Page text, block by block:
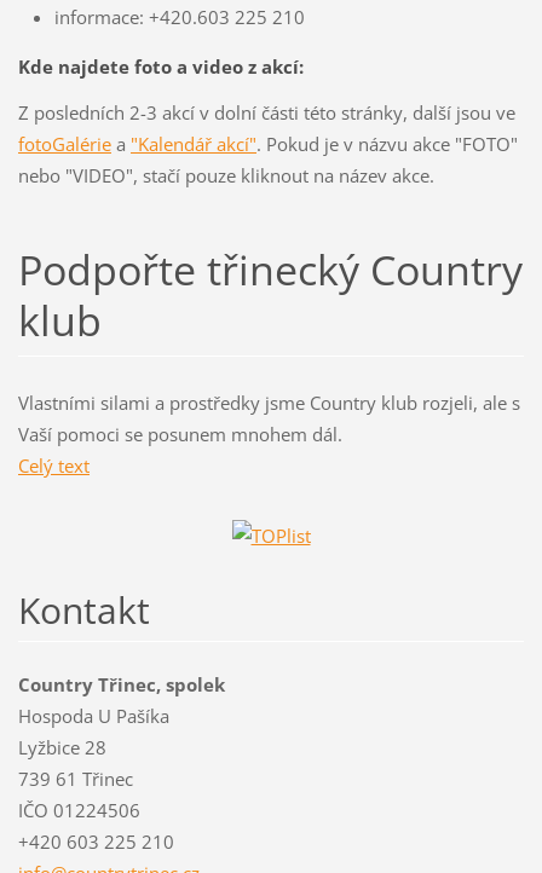
informace: +420.603 225 210
Kde najdete foto a video z akcí:
Z posledních 2-3 akcí v dolní části této stránky, další jsou ve
fotoGalériea "Kalendář akcí". Pokud je v názvu akce "FOTO"
nebo "VIDEO", stačí pouze kliknout na název akce.
Podpořte třinecký Country
klub
Vlastními silami a prostředky jsme Country klub rozjeli, ale s
Vaší pomoci se posunem mnohem dál.
Celý text
Kontakt
Country Třinec, spolek
Hospoda U Pašíka
Lyžbice 28
739 61 Třinec
IČO 01224506
+420 603 225 210